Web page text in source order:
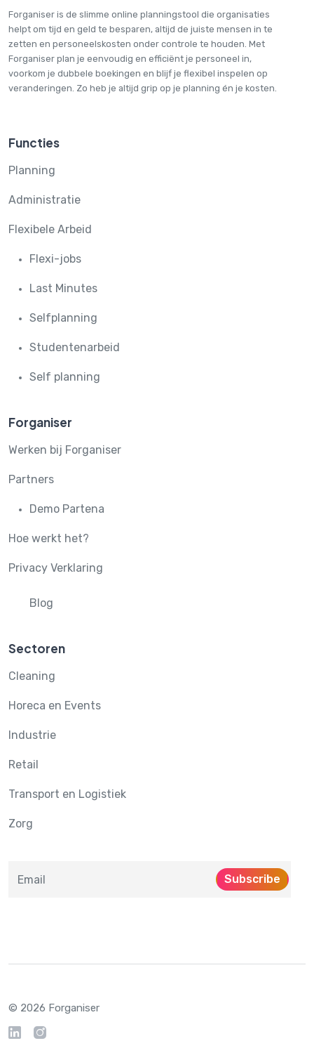
Forganiser is de slimme online plannings­tool die organisaties
helpt om tijd en geld te besparen, altijd de juiste mensen in te
zetten en personeelskosten onder controle te houden. Met
Forganiser plan je eenvoudig en efficiënt je personeel in,
voorkom je dubbele boekingen en blijf je flexibel inspelen op
veranderingen. Zo heb je altijd grip op je planning én je kosten.
Functies
Planning
Administratie
Flexibele Arbeid
Flexi-jobs
Last Minutes
Selfplanning
Studentenarbeid
Self planning
Forganiser
Werken bij Forganiser
Partners
Demo Partena
Hoe werkt het?
Privacy Verklaring
Blog
Sectoren
Cleaning
Horeca en Events
Industrie
Retail
Transport en Logistiek
Zorg
Subscribe
© 2026 Forganiser